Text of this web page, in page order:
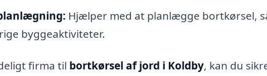
Hjælper med at planlægge bortkørsel,
byggeaktiviteter.
firma til bortkørsel af jord i Koldby, kan du